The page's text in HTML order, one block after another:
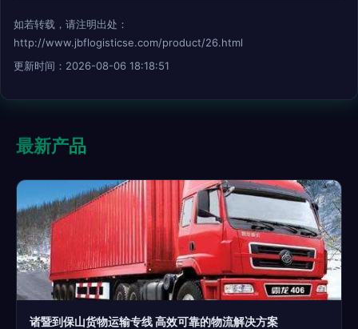
如若转载，请注明出处：
http://www.jbflogisticse.com/product/26.html
更新时间：2026-08-06 18:18:51
最新产品
诸暨到保山货物运输专线 高效可靠的物流解决方案